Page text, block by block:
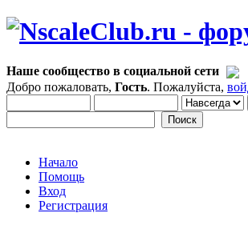
Наше сообщество в социальной сети
Добро пожаловать, Гость. Пожалуйста,
Начало
Помощь
Вход
Регистрация